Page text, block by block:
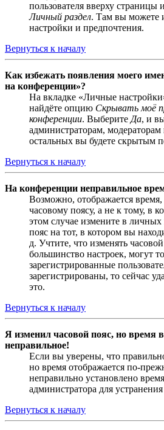
пользователя вверху страницы
Личный раздел. Там вы можете
настройки и предпочтения.
Вернуться к началу
Как избежать появления моего
на конференции»?
На вкладке «Личные
найдёте опцию Скрывать моё
конференции. Выберите Да, и
администраторам,
остальных вы будете скрытым
Вернуться к началу
На конференции неправильное
Возможно, отображается
часовому поясу, а не к тому, в
этом случае измените в личных
пояс на тот, в котором вы
д. Учтите, что изменять
большинство настроек, могут
зарегистрированные
зарегистрированы, то сейчас
это.
Вернуться к началу
Я изменил часовой пояс, но время
неправильное!
Если вы уверены, что
но время отображается по-
неправильно установлено
администратора для
Вернуться к началу